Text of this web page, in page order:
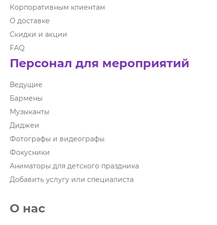
Корпоративным клиентам
О доставке
Скидки и акции
FAQ
Персонал для мероприятий
Ведущие
Бармены
Музыканты
Диджеи
Фотографы и видеографы
Фокусники
Аниматоры для детского праздника
Добавить услугу или специалиста
О нас